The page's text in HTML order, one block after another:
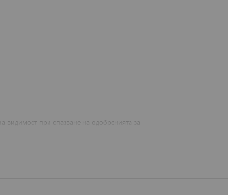
видимост при спазване на одобренията за